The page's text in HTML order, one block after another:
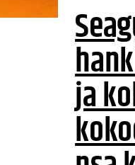
ja